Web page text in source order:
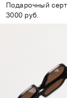
3000 руб.